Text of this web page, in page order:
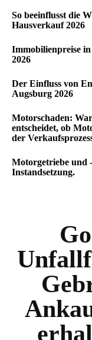
So beeinflusst die
Hausverkauf 2026
Immobilienpreise
2026
Der Einfluss von
Augsburg 2026
Motorschaden:
entscheidet, ob
der
Motorgetriebe und
Instandsetzung.